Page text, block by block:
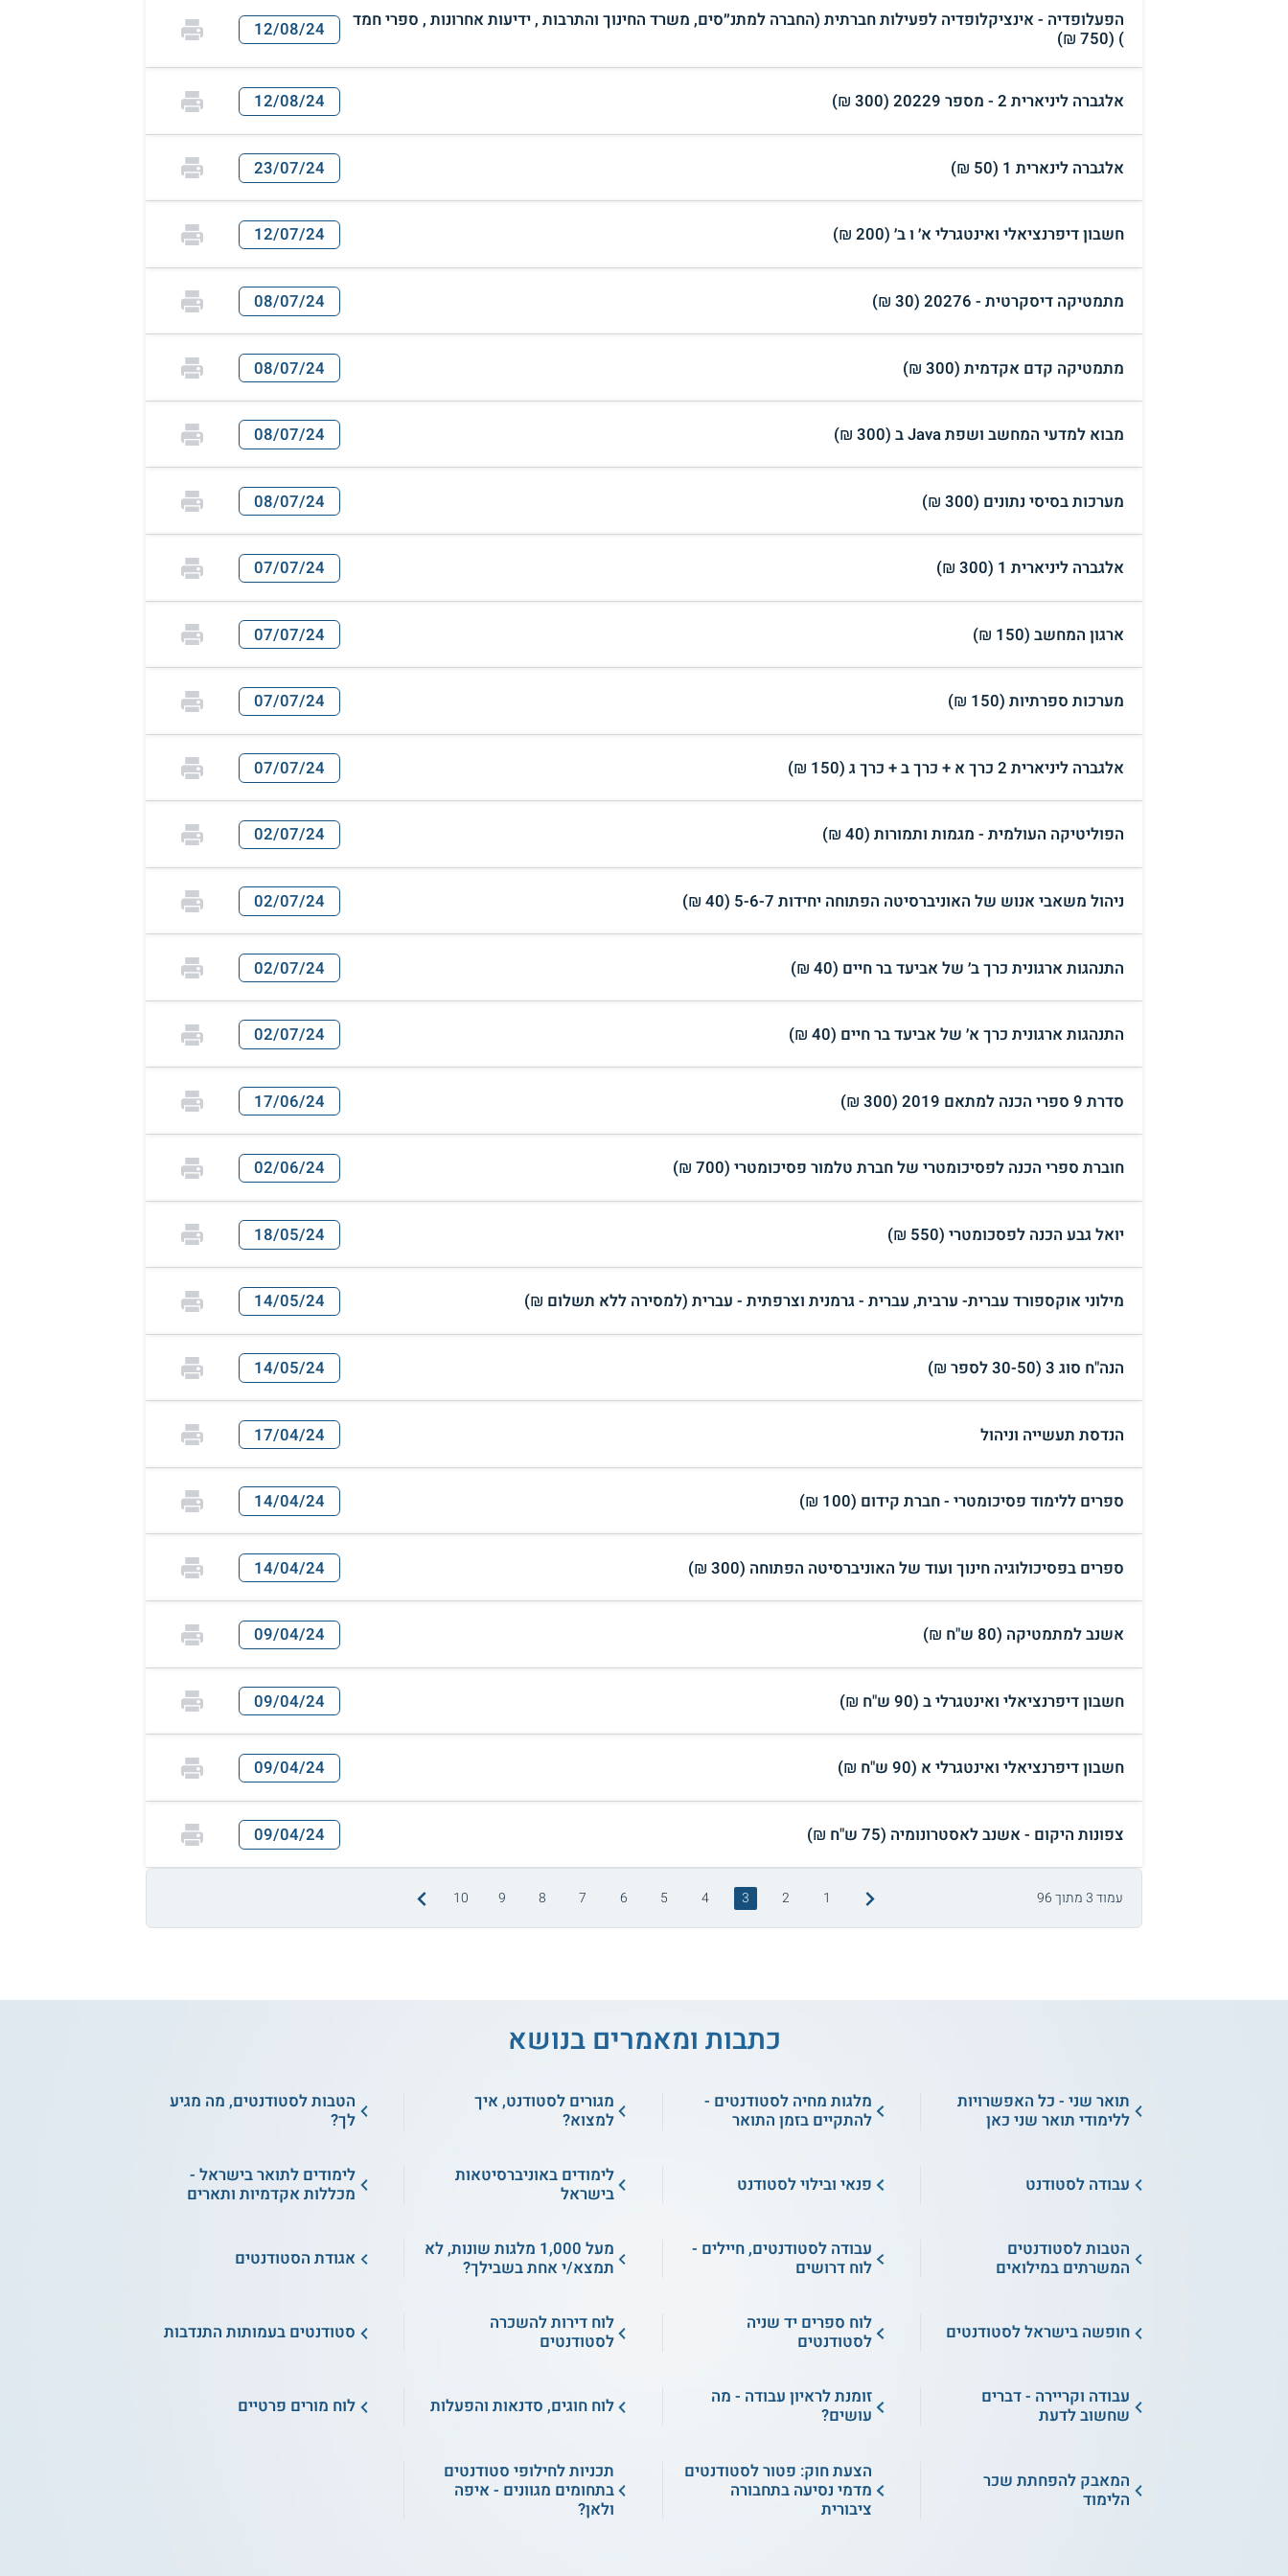
הפעלופדיה - אינציקלופדיה לפעילות חברתית (החברה למתנ״סים, משרד החינוך והתרבות , ידיעות אחרונות , ספרי חמד
) (750 ₪)
12/08/24
אלגברה ליניארית 2 - מספר 20229 (300 ₪) 12/08/24
אלגברה לינארית 1 (50 ₪) 23/07/24
חשבון דיפרנציאלי ואינטגרלי א׳ ו ב׳ (200 ₪) 12/07/24
מתמטיקה דיסקרטית - 20276 (30 ₪) 08/07/24
מתמטיקה קדם אקדמית (300 ₪) 08/07/24
מבוא למדעי המחשב ושפת Java ב (300 ₪) 08/07/24
מערכות בסיסי נתונים (300 ₪) 08/07/24
אלגברה ליניארית 1 (300 ₪) 07/07/24
ארגון המחשב (150 ₪) 07/07/24
מערכות ספרתיות (150 ₪) 07/07/24
אלגברה ליניארית 2 כרך א + כרך ב + כרך ג (150 ₪) 07/07/24
הפוליטיקה העולמית - מגמות ותמורות (40 ₪) 02/07/24
ניהול משאבי אנוש של האוניברסיטה הפתוחה יחידות 5-6-7 (40 ₪) 02/07/24
התנהגות ארגונית כרך ב׳ של אביעד בר חיים (40 ₪) 02/07/24
התנהגות ארגונית כרך א׳ של אביעד בר חיים (40 ₪) 02/07/24
סדרת 9 ספרי הכנה למתאם 2019 (300 ₪) 17/06/24
חוברת ספרי הכנה לפסיכומטרי של חברת טלמור פסיכומטרי (700 ₪) 02/06/24
יואל גבע הכנה לפסכומטרי (550 ₪) 18/05/24
מילוני אוקספורד עברית- ערבית, עברית - גרמנית וצרפתית - עברית (למסירה ללא תשלום ₪) 14/05/24
הנה"ח סוג 3 (30-50 לספר ₪) 14/05/24
הנדסת תעשייה וניהול 17/04/24
ספרים ללימוד פסיכומטרי - חברת קידום (100 ₪) 14/04/24
ספרים בפסיכולוגיה חינוך ועוד של האוניברסיטה הפתוחה (300 ₪) 14/04/24
אשנב למתמטיקה (80 ש"ח ₪) 09/04/24
חשבון דיפרנציאלי ואינטגרלי ב (90 ש"ח ₪) 09/04/24
חשבון דיפרנציאלי ואינטגרלי א (90 ש"ח ₪) 09/04/24
צפונות היקום - אשנב לאסטרונומיה (75 ש"ח ₪) 09/04/24
עמוד 3 מתוך 96 1
2
3
4
5
6
7
8
9
10
כתבות ומאמרים בנושא
תואר שני - כל האפשרויות
ללימודי תואר שני כאן
מלגות מחיה לסטודנטים -
להתקיים בזמן התואר
מגורים לסטודנט, איך
למצוא?
הטבות לסטודנטים, מה מגיע
לך?
עבודה לסטודנט פנאי ובילוי לסטודנט
לימודים באוניברסיטאות
בישראל
לימודים לתואר בישראל -
מכללות אקדמיות ותארים
הטבות לסטודנטים
המשרתים במילואים
עבודה לסטודנטים, חיילים -
לוח דרושים
מעל 1,000 מלגות שונות, לא
תמצא/י אחת בשבילך?
אגודת הסטודנטים
חופשה בישראל לסטודנטים
לוח ספרים יד שניה
לסטודנטים
לוח דירות להשכרה
לסטודנטים
סטודנטים בעמותות התנדבות
עבודה וקריירה - דברים
שחשוב לדעת
זומנת לראיון עבודה - מה
עושים?
לוח חוגים, סדנאות והפעלות לוח מורים פרטיים
המאבק להפחתת שכר
הלימוד
הצעת חוק: פטור לסטודנטים
מדמי נסיעה בתחבורה
ציבורית
תכניות לחילופי סטודנטים
בתחומים מגוונים - איפה
ולאן?